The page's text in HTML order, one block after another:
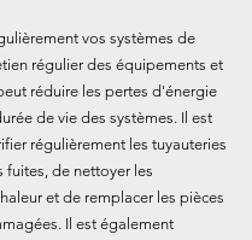
vos systèmes de
régulier des équipements et
réduire les pertes d'énergie
de vie des systèmes. Il est
régulièrement les tuyauteries
fuites, de nettoyer les
et de remplacer les pièces
Il est également